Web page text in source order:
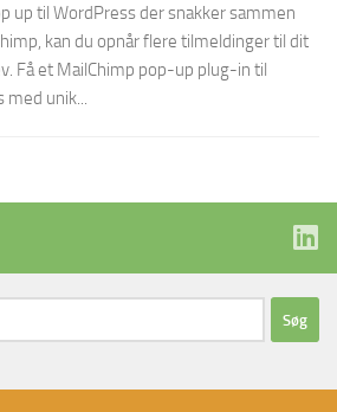
up til WordPress der snakker sammen
kan du opnår flere tilmeldinger til dit
Få et MailChimp pop-up plug-in til
med unik...